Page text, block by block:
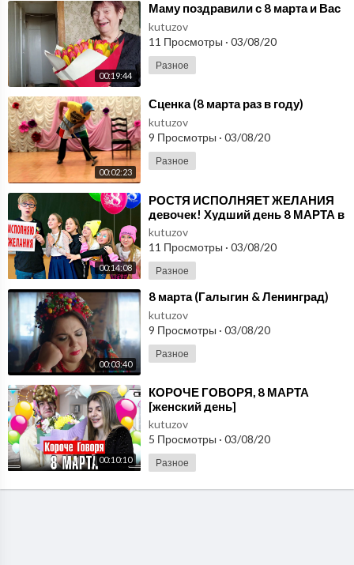
00:19:44
⁣Маму поздравили с 8 марта и Вас
kutuzov
11 Просмотры · 03/08/20
Разное
00:02:23
⁣Сценка (8 марта раз в году)
kutuzov
9 Просмотры · 03/08/20
Разное
00:14:08
⁣РОСТЯ ИСПОЛНЯЕТ ЖЕЛАНИЯ
девочек! Худший день 8 МАРТА в
школе!
kutuzov
11 Просмотры · 03/08/20
Разное
00:03:40
⁣8 марта (Галыгин & Ленинград)
kutuzov
9 Просмотры · 03/08/20
Разное
00:10:10
⁣КОРОЧЕ ГОВОРЯ, 8 МАРТА
[женский день]
kutuzov
5 Просмотры · 03/08/20
Разное